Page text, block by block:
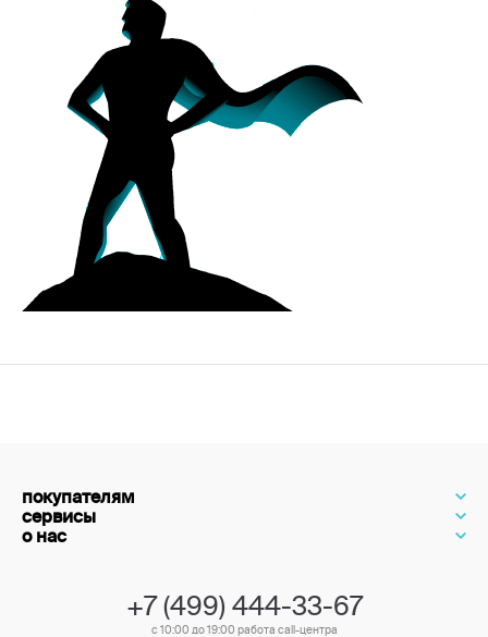
покупателям
сервисы
о нас
+7 (499) 444-33-67
с 10:00 до 19:00 работа call-центра